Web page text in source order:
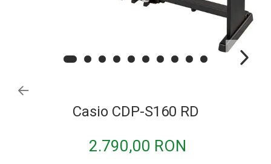
Power Conditioner
Unelte Audio
Casio CDP-S160 RD
2.790,00 RON